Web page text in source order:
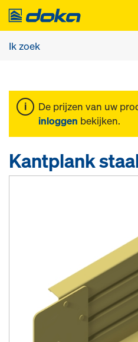
De prijzen van uw
inloggen bekijken.
Kantplank